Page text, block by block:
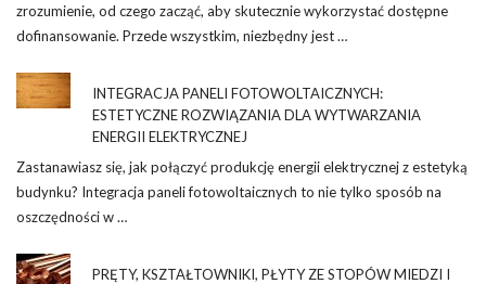
zrozumienie, od czego zacząć, aby skutecznie wykorzystać dostępne
dofinansowanie. Przede wszystkim, niezbędny jest …
INTEGRACJA PANELI FOTOWOLTAICZNYCH:
ESTETYCZNE ROZWIĄZANIA DLA WYTWARZANIA
ENERGII ELEKTRYCZNEJ
Zastanawiasz się, jak połączyć produkcję energii elektrycznej z estetyką
budynku? Integracja paneli fotowoltaicznych to nie tylko sposób na
oszczędności w …
PRĘTY, KSZTAŁTOWNIKI, PŁYTY ZE STOPÓW MIEDZI I